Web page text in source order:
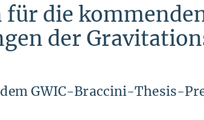
für die
der
GWIC-Braccini-Thesis-